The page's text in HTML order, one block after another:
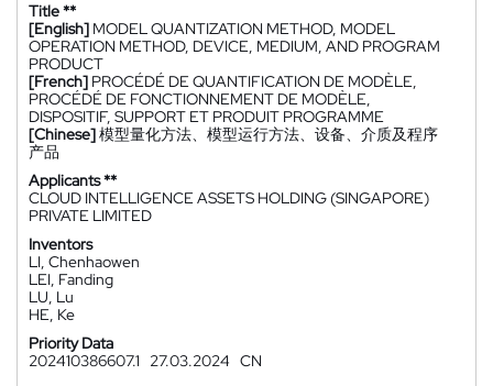
Title **
[English] MODEL QUANTIZATION METHOD, MODEL
OPERATION METHOD, DEVICE, MEDIUM, AND PROGRAM
PRODUCT
[French] PROCÉDÉ DE QUANTIFICATION DE MODÈLE,
PROCÉDÉ DE FONCTIONNEMENT DE MODÈLE,
DISPOSITIF, SUPPORT ET PRODUIT PROGRAMME
[Chinese]模型量化方法、模型运行方法、设备、介质及程序
产品
Applicants **
CLOUD INTELLIGENCE ASSETS HOLDING (SINGAPORE)
PRIVATE LIMITED
Inventors
LI, Chenhaowen
LEI, Fanding
LU, Lu
HE, Ke
Priority Data
202410386607.1
27.03.2024 CN